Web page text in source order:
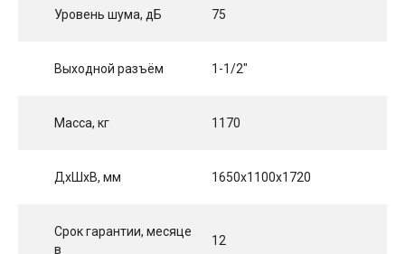
Уровень шума, дБ 75
Выходной разъём 1-1/2"
Масса, кг 1170
ДхШхВ, мм 1650x1100x1720
Срок гарантии, месяце
в
12